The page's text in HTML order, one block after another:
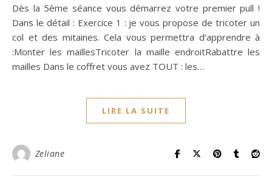
Dès la 5ème séance vous démarrez votre premier pull !
Dans le détail : Exercice 1 : je vous propose de tricoter un
col et des mitaines. Cela vous permettra d’apprendre à
:Monter les maillesTricoter la maille endroitRabattre les
mailles Dans le coffret vous avez TOUT : les…
LIRE LA SUITE
Zeliane